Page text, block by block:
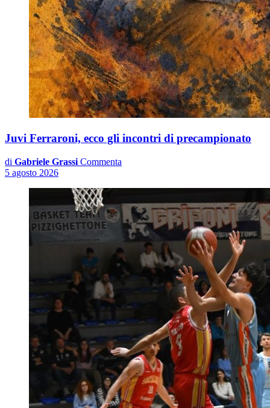
Juvi Ferraroni, ecco gli incontri di precampionato
di Gabriele Grassi Commenta
5 agosto 2026